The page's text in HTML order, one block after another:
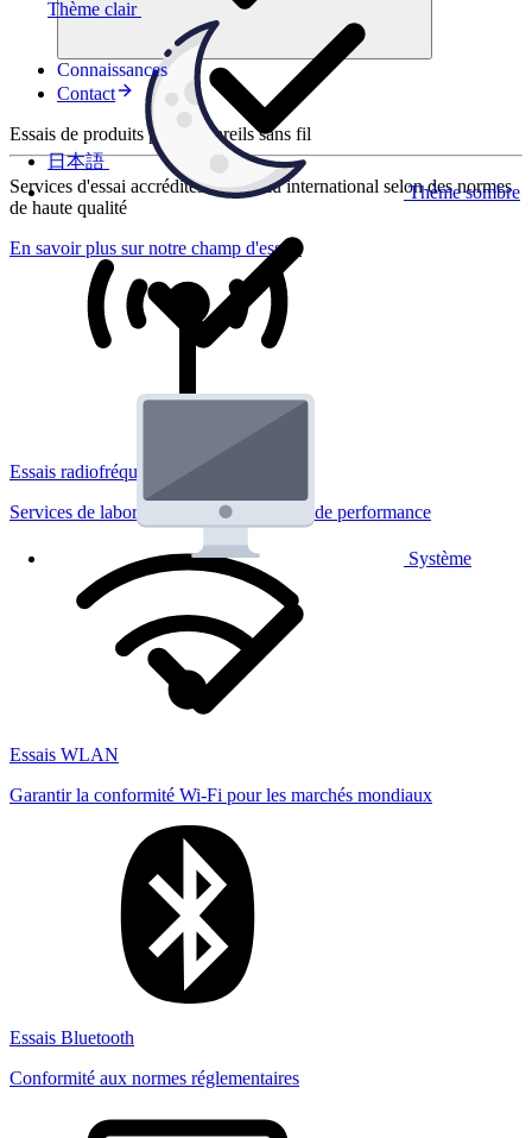
Thème clair
Thème sombre
Système
日本語
Connaissances
Contact
Essais de produits pour appareils sans fil
Services d'essai accrédités au niveau international selon des normes
de haute qualité
En savoir plus sur notre champ d'essais
Essais radiofréquences
Services de laboratoire réglementaires et de performance
Essais WLAN
Garantir la conformité Wi-Fi pour les marchés mondiaux
Essais Bluetooth
Conformité aux normes réglementaires